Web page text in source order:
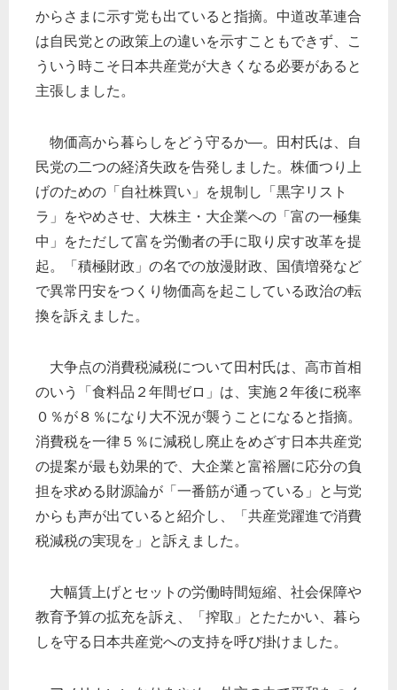
からさまに示す党も出ていると指摘。中道改革連合
は自民党との政策上の違いを示すこともできず、こ
ういう時こそ日本共産党が大きくなる必要があると
主張しました。
物価高から暮らしをどう守るか―。田村氏は、自
民党の二つの経済失政を告発しました。株価つり上
げのための「自社株買い」を規制し「黒字リスト
ラ」をやめさせ、大株主・大企業への「富の一極集
中」をただして富を労働者の手に取り戻す改革を提
起。「積極財政」の名での放漫財政、国債増発など
で異常円安をつくり物価高を起こしている政治の転
換を訴えました。
大争点の消費税減税について田村氏は、高市首相
のいう「食料品２年間ゼロ」は、実施２年後に税率
０％が８％になり大不況が襲うことになると指摘。
消費税を一律５％に減税し廃止をめざす日本共産党
の提案が最も効果的で、大企業と富裕層に応分の負
担を求める財源論が「一番筋が通っている」と与党
からも声が出ていると紹介し、「共産党躍進で消費
税減税の実現を」と訴えました。
大幅賃上げとセットの労働時間短縮、社会保障や
教育予算の拡充を訴え、「搾取」とたたかい、暮ら
しを守る日本共産党への支持を呼び掛けました。